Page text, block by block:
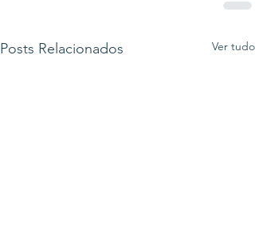
Posts Relacionados Ver tudo